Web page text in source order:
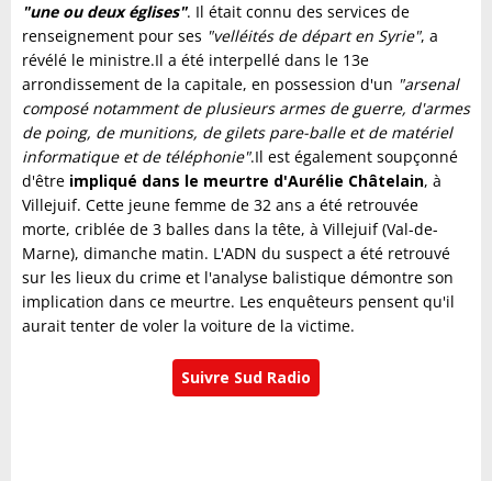
"une ou deux églises". Il était connu des services de
renseignement pour ses "velléités de départ en Syrie", a
révélé le ministre.Il a été interpellé dans le 13e
arrondissement de la capitale, en possession d'un "arsenal
composé notamment de plusieurs armes de guerre, d'armes
de poing, de munitions, de gilets pare-balle et de matériel
informatique et de téléphonie".Il est également soupçonné
d'être impliqué dans le meurtre d'Aurélie Châtelain, à
Villejuif. Cette jeune femme de 32 ans a été retrouvée
morte, criblée de 3 balles dans la tête, à Villejuif (Val-de-
Marne), dimanche matin. L'ADN du suspect a été retrouvé
sur les lieux du crime et l'analyse balistique démontre son
implication dans ce meurtre. Les enquêteurs pensent qu'il
aurait tenter de voler la voiture de la victime.
Suivre Sud Radio